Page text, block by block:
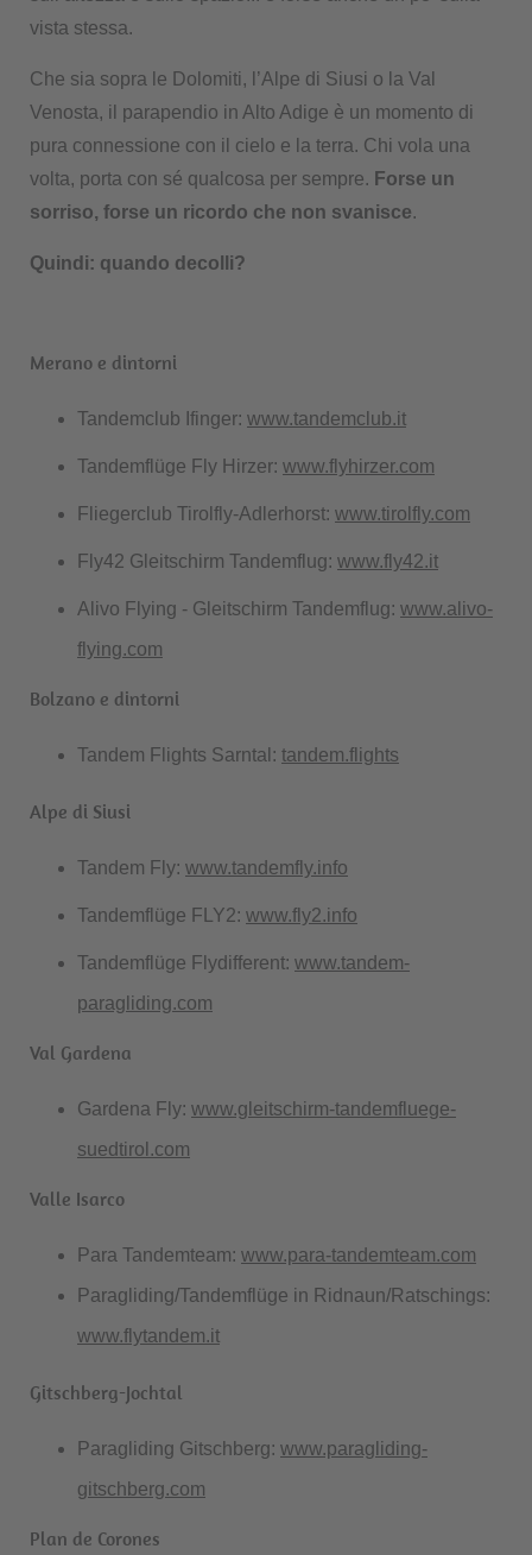
vista stessa.
Che sia sopra le Dolomiti, l’Alpe di Siusi o la Val
Venosta, il parapendio in Alto Adige è un momento di
pura connessione con il cielo e la terra. Chi vola una
volta, porta con sé qualcosa per sempre. Forse un
sorriso, forse un ricordo che non svanisce.
Quindi: quando decolli?
Merano e dintorni
Tandemclub Ifinger: www.tandemclub.it
Tandemflüge Fly Hirzer: www.flyhirzer.com
Fliegerclub Tirolfly-Adlerhorst: www.tirolfly.com
Fly42 Gleitschirm Tandemflug: www.fly42.it
Alivo Flying - Gleitschirm Tandemflug: www.alivo-
flying.com
Bolzano e dintorni
Tandem Flights Sarntal: tandem.flights
Alpe di Siusi
Tandem Fly: www.tandemfly.info
Tandemflüge FLY2: www.fly2.info
Tandemflüge Flydifferent: www.tandem-
paragliding.com
Val Gardena
Gardena Fly: www.gleitschirm-tandemfluege-
suedtirol.com
Valle Isarco
Para Tandemteam: www.para-tandemteam.com
Paragliding/Tandemflüge in Ridnaun/Ratschings:
www.flytandem.it
Gitschberg-Jochtal
Paragliding Gitschberg: www.paragliding-
gitschberg.com
Plan de Corones